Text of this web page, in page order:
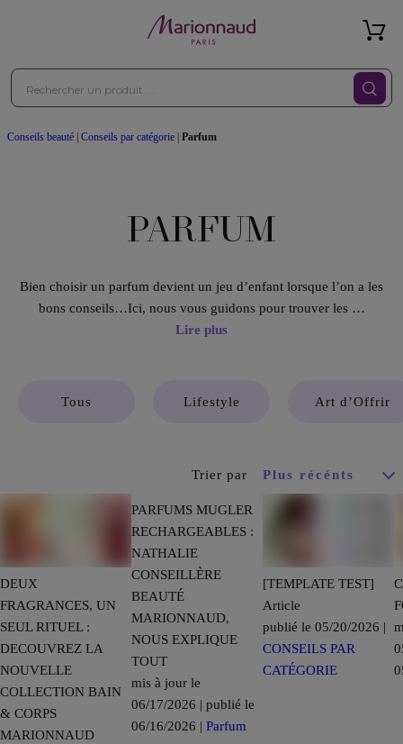
Conseils beauté Conseils par catégorie Parfum
PARFUM
Bien choisir un parfum devient un jeu d’enfant lorsque l’on a les
bons conseils…Ici, nous vous guidons pour trouver les …
Lire plus
Tous Lifestyle Art d’Offrir
Trier par
DEUX
FRAGRANCES, UN
SEUL RITUEL :
DECOUVREZ LA
NOUVELLE
COLLECTION BAIN
& CORPS
MARIONNAUD
PARFUMS MUGLER
RECHARGEABLES :
NATHALIE
CONSEILLÈRE
BEAUTÉ
MARIONNAUD,
NOUS EXPLIQUE
TOUT
mis à jour le
06/17/2026 | publié le
06/16/2026 | Parfum
[TEMPLATE TEST]
Article
publié le 05/20/2026 |
CONSEILS PAR
CATÉGORIE